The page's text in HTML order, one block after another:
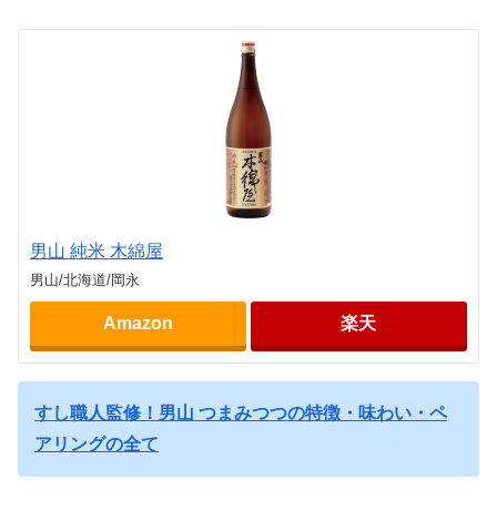
男山 純米 木綿屋
男山/北海道/岡永
Amazon 楽天
すし職人監修！男山 つまみつつの特徴・味わい・ペ
アリングの全て